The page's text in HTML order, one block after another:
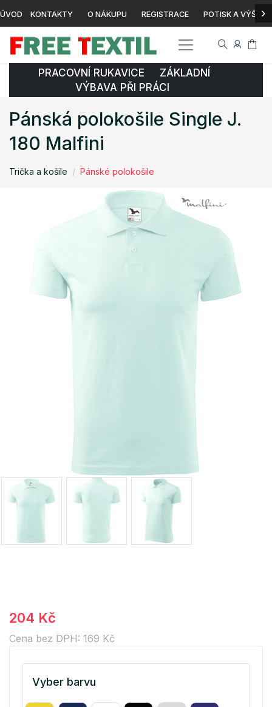
ÚVOD KONTAKTY O NÁKUPU REGISTRACE POTISK A ›
PRACOVNÍ RUKAVICE ZÁKLADNÍ
VÝBAVA PŘI PRÁCI
Pánská polokošile Single J.
180 Malfini
Trička a košile Pánské polokošile
204 Kč
Cena bez DPH: 169 Kč
Vyber barvu